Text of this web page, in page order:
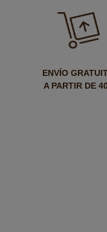
ENVÍO
A PARTIR DE